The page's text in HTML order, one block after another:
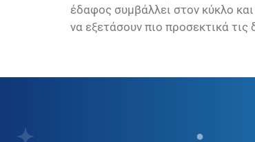
έδαφος συμβάλλει στον κύκλο
να εξετάσουν πιο προσεκτικά